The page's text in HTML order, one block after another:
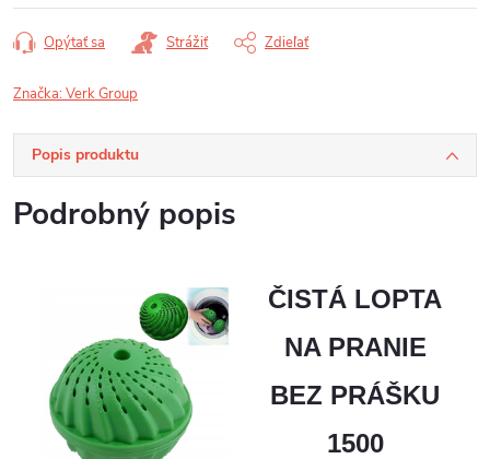
cena:
Opýtať sa Strážiť Zdieľať
Značka:Verk Group
Popis produktu
Podrobný popis
ČISTÁ LOPTA
NA PRANIE
BEZ PRÁŠKU
1500